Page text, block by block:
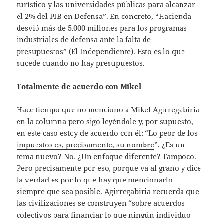
turístico y las universidades públicas para alcanzar
el 2% del PIB en Defensa”. En concreto, “Hacienda
desvió más de 5.000 millones para los programas
industriales de defensa ante la falta de
presupuestos” (El Independiente). Esto es lo que
sucede cuando no hay presupuestos.
Totalmente de acuerdo con Mikel
Hace tiempo que no menciono a Mikel Agirregabiria
en la columna pero sigo leyéndole y, por supuesto,
en este caso estoy de acuerdo con él: “Lo peor de los
impuestos es, precisamente, su nombre”. ¿Es un
tema nuevo? No. ¿Un enfoque diferente? Tampoco.
Pero precisamente por eso, porque va al grano y dice
la verdad es por lo que hay que mencionarlo
siempre que sea posible. Agirregabiria recuerda que
las civilizaciones se construyen “sobre acuerdos
colectivos para financiar lo que ningún individuo